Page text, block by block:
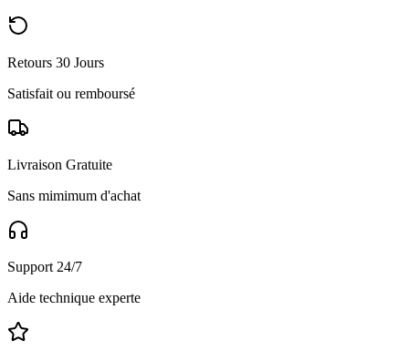
Retours 30 Jours
Satisfait ou remboursé
Livraison Gratuite
Sans mimimum d'achat
Support 24/7
Aide technique experte